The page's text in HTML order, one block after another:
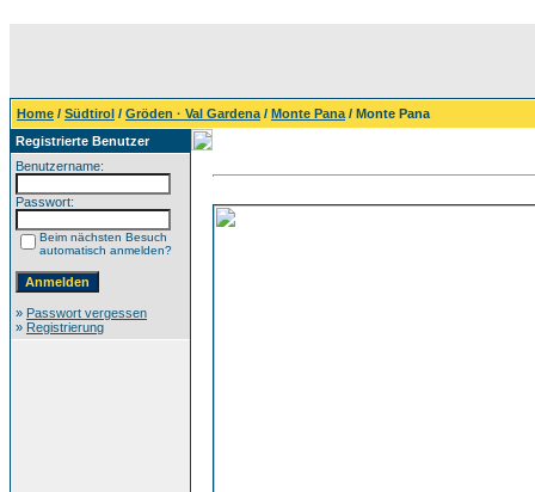
Home / Südtirol / Gröden · Val Gardena / Monte Pana / Monte Pana
Registrierte Benutzer
Benutzername:
Passwort:
Beim nächsten Besuch
automatisch anmelden?
» Passwort vergessen
» Registrierung